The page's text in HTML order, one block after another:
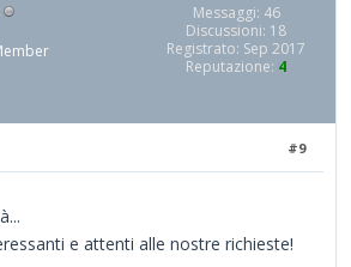
Messaggi: 46
Discussioni: 18
Registrato: Sep 2017
Reputazione: 4
#9
e attenti alle nostre richieste!